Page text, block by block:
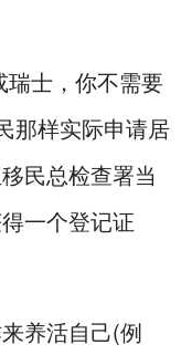
士，你不需要
那样实际申请居
民总检查署当
一个登记证
养活自己(例